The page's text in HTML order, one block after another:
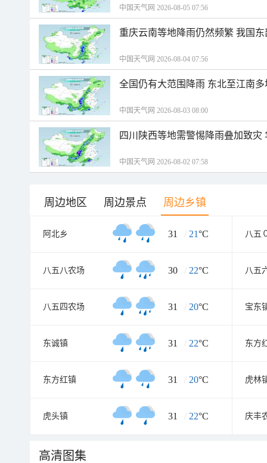
中国天气网 2026-08-05 07:56
重庆云南等地降雨仍然频繁 我国
中国天气网 2026-08-04 07:56
全国仍有大范围降雨 东北至江南
中国天气网 2026-08-03 08:00
四川陕西等地需警惕降雨叠加致
中国天气网 2026-08-02 07:58
周边地区 周边景点 周边乡镇
阿北乡 31 / 21°C 八五
八五八农场 30 / 22°C 八五
八五四农场 31 / 20°C 宝东
东诚镇 31 / 22°C 东方
东方红镇 31 / 20°C 虎林
虎头镇 31 / 22°C 庆丰
高清图集